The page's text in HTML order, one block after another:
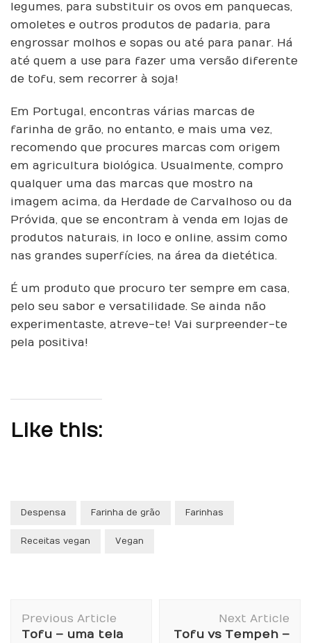
legumes, para substituir os ovos em panquecas,
omoletes e outros produtos de padaria, para
engrossar molhos e sopas ou até para panar. Há
até quem a use para fazer uma versão diferente
de tofu, sem recorrer à soja!
Em Portugal, encontras várias marcas de
farinha de grão, no entanto, e mais uma vez,
recomendo que procures marcas com origem
em agricultura biológica. Usualmente, compro
qualquer uma das marcas que mostro na
imagem acima, da Herdade de Carvalhoso ou da
Próvida, que se encontram à venda em lojas de
produtos naturais, in loco e online, assim como
nas grandes superfícies, na área da dietética.
É um produto que procuro ter sempre em casa,
pelo seu sabor e versatilidade. Se ainda não
experimentaste, atreve-te! Vai surpreender-te
pela positiva!
Like this:
Despensa Farinha de grão Farinhas
Receitas vegan Vegan
Navigation
Previous Article
Tofu – uma tela
Next Article
Tofu vs Tempeh –